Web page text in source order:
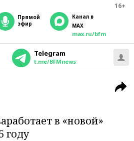
16+
прямой
эфир
Канал в
MAX
max.ru/bfm
Telegram
t.me/BFMnews
в «новой»
году